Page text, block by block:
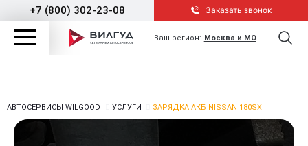
+7 (800) 302-23-08 Заказать звонок
Ваш регион: Москва и МО
АВТОСЕРВИСЫ WILGOOD УСЛУГИ ЗАРЯДКА АКБ NISSAN 180SX